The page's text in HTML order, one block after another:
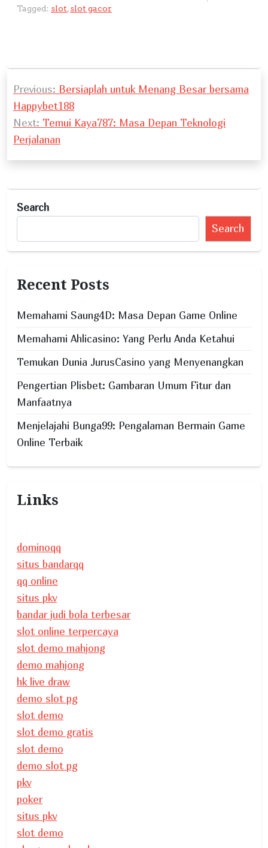
Tagged: slot,slot gacor
o
s
n
v
a
Previous: Bersiaplah untuk Menang Besar bersama
Happybet188
Next: Temui Kaya787: Masa Depan Teknologi
Perjalanan
Search
Search
Recent Posts
Memahami Saung4D: Masa Depan Game Online
Memahami Ahlicasino: Yang Perlu Anda Ketahui
Temukan Dunia JurusCasino yang Menyenangkan
Pengertian Plisbet: Gambaran Umum Fitur dan
Manfaatnya
Menjelajahi Bunga99: Pengalaman Bermain Game
Online Terbaik
Links
dominoqq
situs bandarqq
qq online
situs pkv
bandar judi bola terbesar
slot online terpercaya
slot demo mahjong
demo mahjong
hk live draw
demo slot pg
slot demo
slot demo gratis
slot demo
demo slot pg
pkv
poker
situs pkv
slot demo